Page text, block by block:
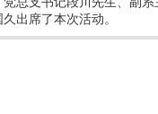
出席了本次活动。